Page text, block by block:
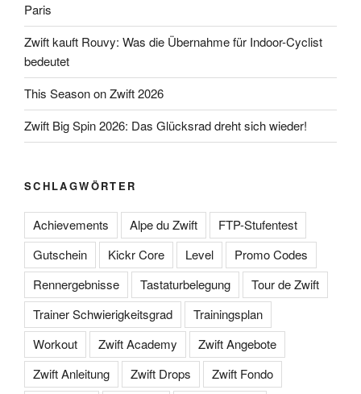
Paris
Zwift kauft Rouvy: Was die Übernahme für Indoor-Cyclist
bedeutet
This Season on Zwift 2026
Zwift Big Spin 2026: Das Glücksrad dreht sich wieder!
SCHLAGWÖRTER
Achievements Alpe du Zwift
FTP-Stufentest
Gutschein
Kickr Core Level
Promo Codes
Rennergebnisse
Tastaturbelegung
Tour de Zwift
Trainer Schwierigkeitsgrad
Trainingsplan
Workout
Zwift Academy
Zwift Angebote
Zwift Anleitung
Zwift Drops
Zwift Fondo